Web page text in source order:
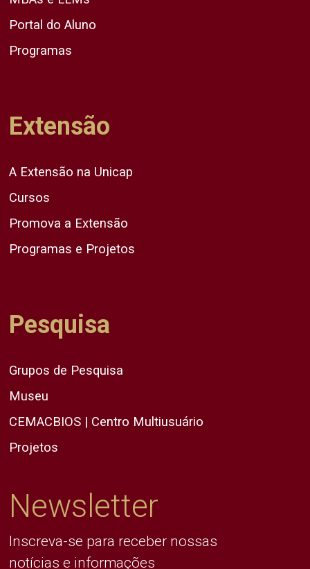
Portal do Aluno
Programas
Extensão
A Extensão na Unicap
Cursos
Promova a Extensão
Programas e Projetos
Pesquisa
Grupos de Pesquisa
Museu
CEMACBIOS | Centro Multiusuário
Projetos
Newsletter
Inscreva-se para receber nossas
notícias e informações